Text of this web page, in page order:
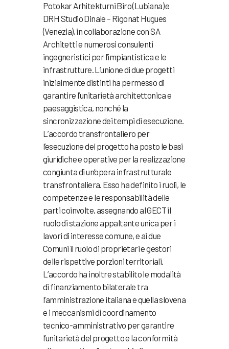
Potokar Arhitekturni Biro (Lubiana) e
DRH Studio Dinale – Rigonat Hugues
(Venezia), in collaborazione con SA
Architetti e numerosi consulenti
ingegneristici per l’impiantistica e le
infrastrutture. L’unione di due progetti
inizialmente distinti ha permesso di
garantire l’unitarietà architettonica e
paesaggistica, nonché la
sincronizzazione dei tempi di esecuzione.
L’accordo transfrontaliero per
l’esecuzione del progetto ha posto le basi
giuridiche e operative per la realizzazione
congiunta di un’opera infrastrutturale
transfrontaliera. Esso ha definito i ruoli, le
competenze e le responsabilità delle
parti coinvolte, assegnando al GECT il
ruolo di stazione appaltante unica per i
lavori di interesse comune, e ai due
Comuni il ruolo di proprietari e gestori
delle rispettive porzioni territoriali.
L’accordo ha inoltre stabilito le modalità
di finanziamento bilaterale tra
l’amministrazione italiana e quella slovena
e i meccanismi di coordinamento
tecnico-amministrativo per garantire
l’unitarietà del progetto e la conformità